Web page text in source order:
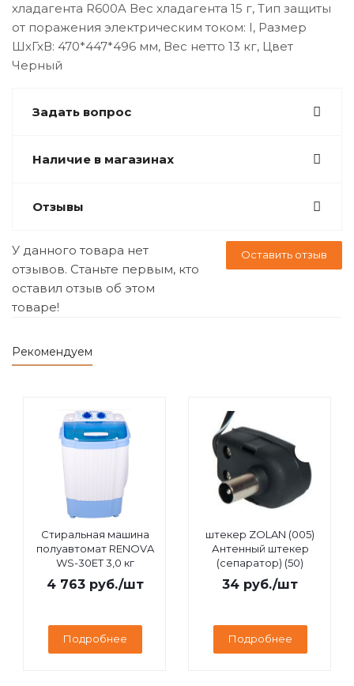
хладагента R600A Вес хладагента 15 г, Тип защиты
от поражения электрическим током: I, Размер
ШхГхВ: 470*447*496 мм, Вес нетто 13 кг, Цвет
Черный
Задать вопрос
Наличие в магазинах
Отзывы
Оставить отзыв
У данного товара нет
отзывов. Станьте первым, кто
оставил отзыв об этом
товаре!
Рекомендуем
Стиральная машина
полуавтомат RENOVA
WS-30ET 3,0 кг
4 763руб./шт
Подробнее
штекер ZOLAN (005)
Антенный штекер
(сепаратор) (50)
34 руб./шт
Подробнее